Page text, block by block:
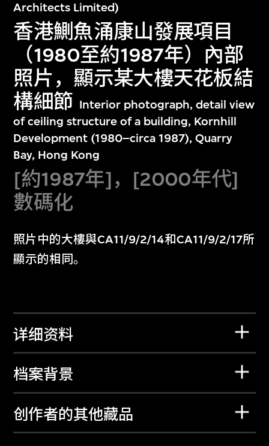
Architects Limited)
香港鰂魚涌康山發展項目
（1980至約1987年）內部
照片，顯示某大樓天花板結
構細節 Interior photograph, detail view
of ceiling structure of a building, Kornhill
Development (1980–circa 1987), Quarry
Bay, Hong Kong
[約1987年]，[2000年代]
數碼化
照片中的大樓與CA11/9/2/14和CA11/9/2/17所
顯示的相同。
详细资料
档案背景
创作者的其他藏品